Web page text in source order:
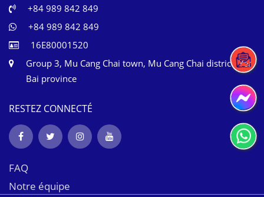
+84 989 842 849
+84 989 842 849
16E80001520
Group 3, Mu Cang Chai town, Mu Cang Chai district, Yen
Bai province
RESTEZ CONNECTÉ
FAQ
Notre équipe